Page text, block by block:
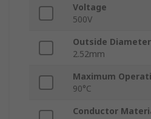
Voltage
500V
Outside Diameter
2.52mm
Maximum
90°C
Conductor